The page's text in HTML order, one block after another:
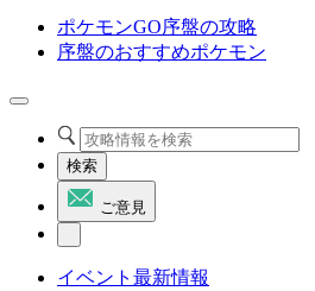
ポケモンGO序盤の攻略
序盤のおすすめポケモン
検索
ご意見
イベント最新情報